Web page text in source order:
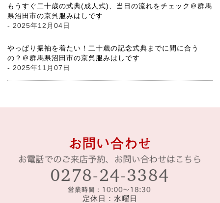
もうすぐ二十歳の式典(成人式)、当日の流れをチェック＠群馬
県沼田市の京呉服みはしです
- 2025年12月04日
やっぱり振袖を着たい！二十歳の記念式典までに間に合う
の？＠群馬県沼田市の京呉服みはしです
- 2025年11月07日
定休日：水曜日